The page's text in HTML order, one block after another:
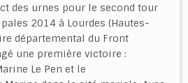
des urnes pour le second tour
2014 à Lourdes (Hautes-
départemental du Front
une première victoire :
Le Pen et le